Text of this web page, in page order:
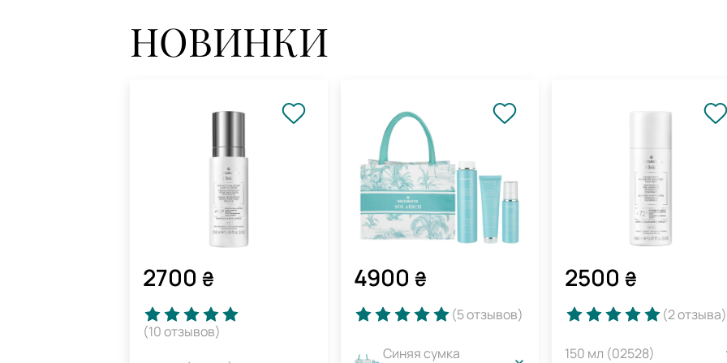
НОВИНКИ
2700 ₴
(10отзывов)
4900 ₴
(5отзывов)
Синяя сумка
2500 ₴
(2отзыва)
150 мл (02528)